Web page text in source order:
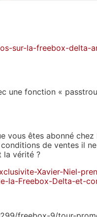
sur-la-freebox-delta-
une fonction «
vous êtes abonné chez
de ventes il
la vérité ?
Xavier-Niel-
la-Freebox-Delta-et-